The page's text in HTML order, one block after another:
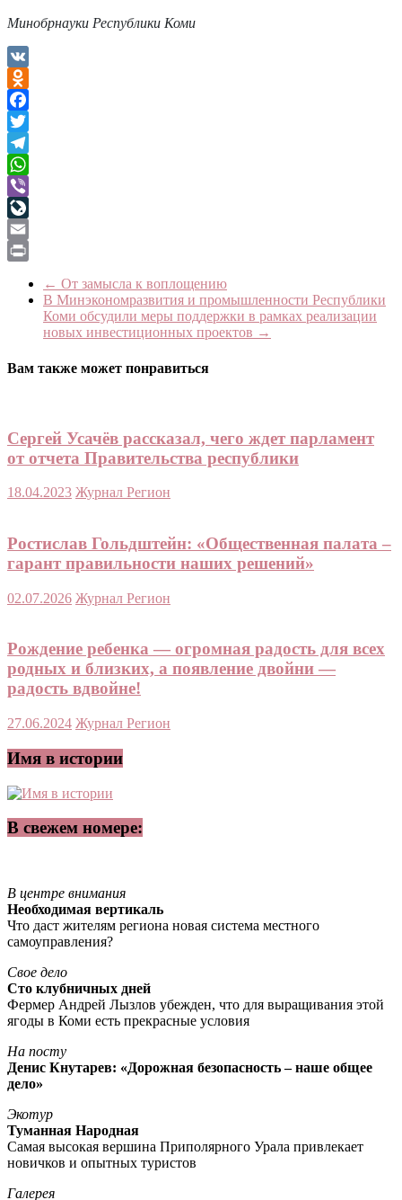
Минобрнауки Республики Коми
VK
Odnoklassniki
Facebook
Twitter
Telegram
WhatsApp
Viber
LiveJournal
Email
← От замысла к воплощению
В Минэкономразвития и промышленности Республики
Коми обсудили меры поддержки в рамках реализации
новых инвестиционных проектов →
Вам также может понравиться
Сергей Усачёв рассказал, чего ждет парламент
от отчета Правительства республики
18.04.2023 Журнал Регион
Ростислав Гольдштейн: «Общественная палата –
гарант правильности наших решений»
02.07.2026 Журнал Регион
Рождение ребенка — огромная радость для всех
родных и близких, а появление двойни —
радость вдвойне!
27.06.2024 Журнал Регион
Имя в истории
В свежем номере:
В центре внимания
Необходимая вертикаль
Что даст жителям региона новая система местного
самоуправления?
Свое дело
Сто клубничных дней
Фермер Андрей Лызлов убежден, что для выращивания этой
ягоды в Коми есть прекрасные условия
На посту
Денис Кнутарев: «Дорожная безопасность – наше общее
дело»
Экотур
Туманная Народная
Самая высокая вершина Приполярного Урала привлекает
новичков и опытных туристов
Галерея